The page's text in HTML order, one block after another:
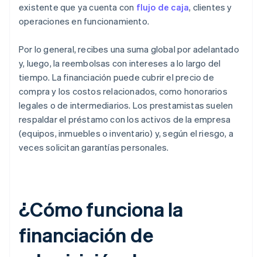
existente que ya cuenta con flujo de caja, clientes y
operaciones en funcionamiento.
Por lo general, recibes una suma global por adelantado
y, luego, la reembolsas con intereses a lo largo del
tiempo. La financiación puede cubrir el precio de
compra y los costos relacionados, como honorarios
legales o de intermediarios. Los prestamistas suelen
respaldar el préstamo con los activos de la empresa
(equipos, inmuebles o inventario) y, según el riesgo, a
veces solicitan garantías personales.
¿Cómo funciona la
financiación de